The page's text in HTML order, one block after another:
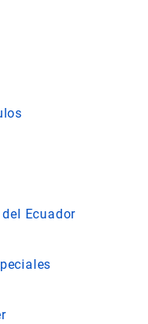
Ecuador